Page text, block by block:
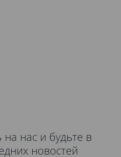
нас и будьте в
новостей